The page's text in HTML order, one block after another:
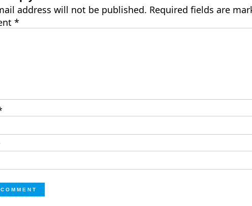
address will not be published. Required fields are
*